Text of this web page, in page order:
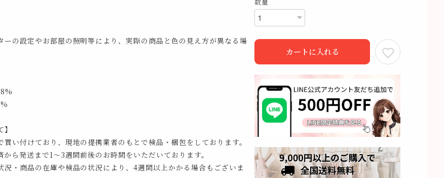
の設定やお部屋の照明等により、実際の商品と色の見え方が異なる場
買い付けており、現地の提携業者のもとで検品・梱包をしております。
から発送まで1～3週間前後のお時間をいただいております。
・商品の在庫や検品の状況により、4週間以上かかる場合もございま
カートに入れる